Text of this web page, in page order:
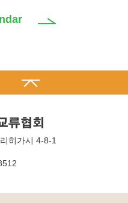
히가시 4-8-1